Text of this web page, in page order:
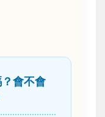
會不會